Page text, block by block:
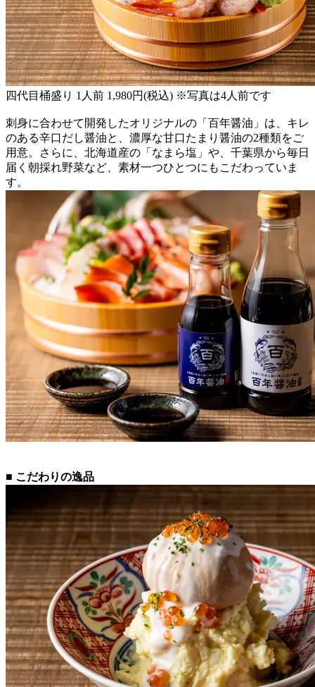
四代目桶盛り 1人前 1,980円(税込) ※写真は4人前です
刺身に合わせて開発したオリジナルの「百年醤油」は、キレ
のある辛口だし醤油と、濃厚な甘口たまり醤油の2種類をご
用意。さらに、北海道産の「なまら塩」や、千葉県から毎日
届く朝採れ野菜など、素材一つひとつにもこだわっていま
す。
■ こだわりの逸品